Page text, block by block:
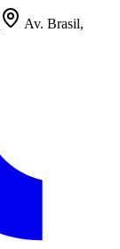
Av. Brasil,